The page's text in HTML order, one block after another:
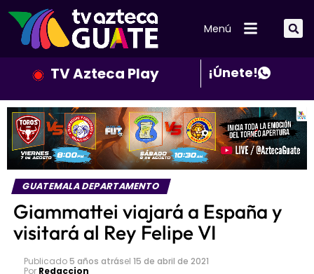
Menú
TV Azteca Play ¡Únete!
GUATEMALA DEPARTAMENTO
Giammattei viajará a España y
visitará al Rey Felipe VI